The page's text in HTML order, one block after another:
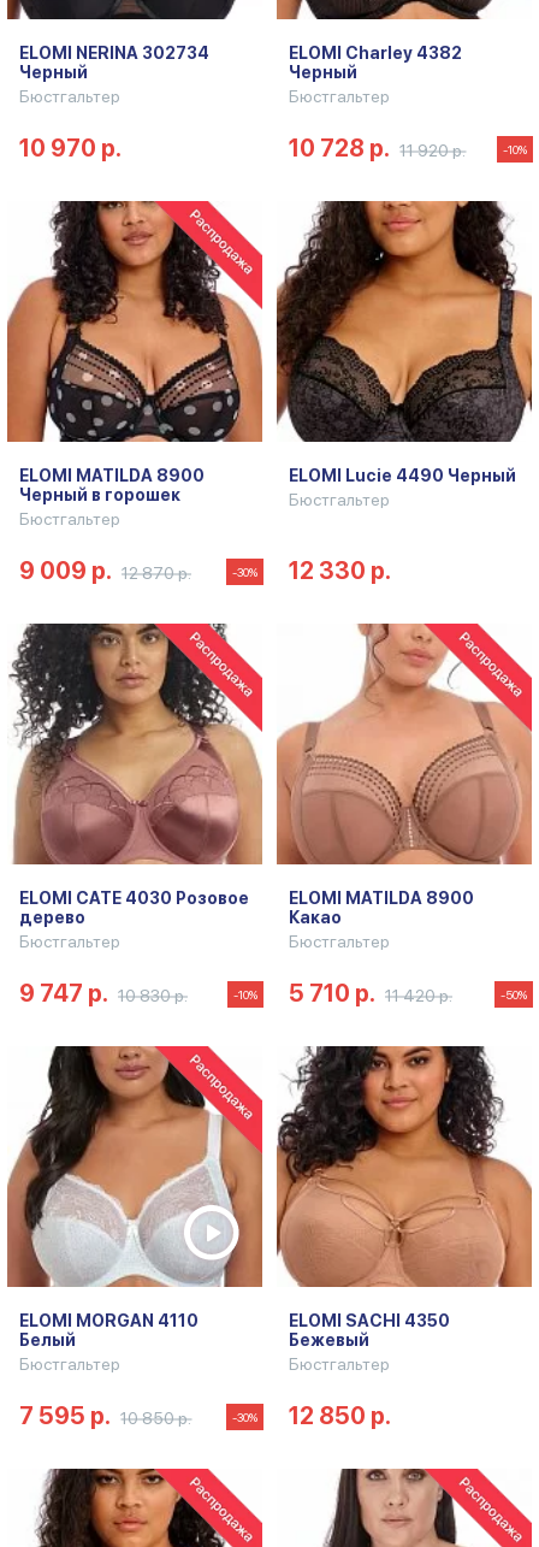
ELOMI NERINA 302734
Черный
Бюстгальтер
10 970 р.
ELOMI Charley 4382
Черный
Бюстгальтер
10 728 р. 11 920 р. -10%
ELOMI MATILDA 8900
Черный в горошек
Бюстгальтер
9 009 р. 12 870 р. -30%
ELOMI Lucie 4490 Черный
Бюстгальтер
12 330 р.
ELOMI CATE 4030 Розовое
дерево
Бюстгальтер
9 747 р. 10 830 р. -10%
ELOMI MATILDA 8900
Какао
Бюстгальтер
5 710 р. 11 420 р. -50%
ELOMI MORGAN 4110
Белый
Бюстгальтер
7 595 р. 10 850 р. -30%
ELOMI SACHI 4350
Бежевый
Бюстгальтер
12 850 р.